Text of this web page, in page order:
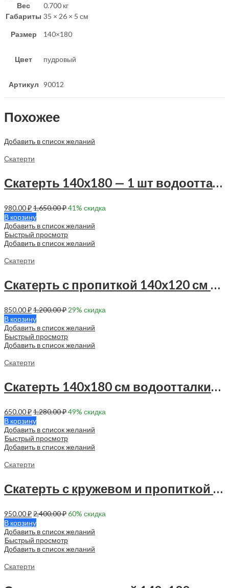
Вес
0.700 кг
Габариты 35 × 26 × 5 см
Размер 140×180
Цвет пудровый
Артикул 90012
Похожее
Добавить в список желаний
Скатерти
Скатерть 140х180 — 1 шт водоотталкивающая — 90042
980.00₽1,650.00₽41% скидка
В корзину
Добавить в список желаний
Быстрый просмотр
Добавить в список желаний
Скатерти
Скатерть с пропиткой 140х120 см — 1 шт — 90020
850.00₽1,200.00₽ 29% скидка
В корзину
Добавить в список желаний
Быстрый просмотр
Добавить в список желаний
Скатерти
Скатерть 140х180 см водоотталкивающая — 90038
650.00₽1,280.00₽49% скидка
В корзину
Добавить в список желаний
Быстрый просмотр
Добавить в список желаний
Скатерти
Скатерть с кружевом и пропиткой 150х120 см — 1 шт — 90026
950.00₽2,400.00₽60% скидка
В корзину
Добавить в список желаний
Быстрый просмотр
Добавить в список желаний
Скатерти